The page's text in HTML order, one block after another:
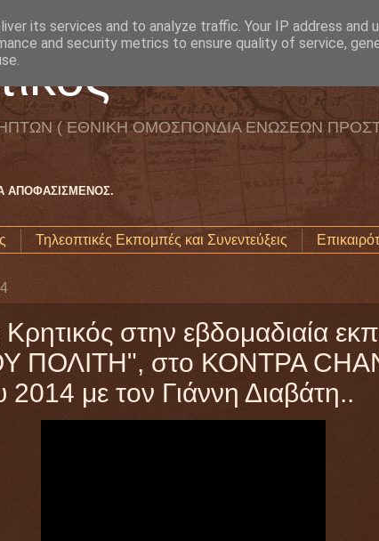
( ΕΘΝΙΚΗ ΟΜΟΣΠΟΝΔΙΑ ΕΝΩΣΕΩΝ
ΑΠΟΦΑΣΙΣΜΕΝΟΣ.
Τηλεοπτικές Εκπομπές και Συνεντεύξεις
στην εβδομαδιαία
στο ΚΟΝΤΡΑ
με τον Γιάννη Διαβάτη..
its services and to analyze traffic. Your IP address and
and security metrics to ensure quality of service,